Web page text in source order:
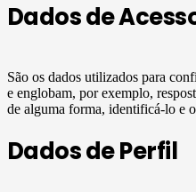
Dados de
São os dados utilizados para
e englobam, por exemplo,
de alguma forma, identificá-lo e
Dados de Perfil